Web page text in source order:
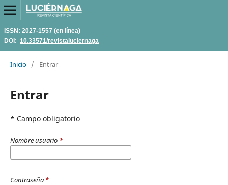
ISSN: 2027-1557 (en línea)
DOI: 10.33571/revistaluciernaga
Inicio / Entrar
Entrar
* Campo obligatorio
Nombre usuario *
Contraseña *